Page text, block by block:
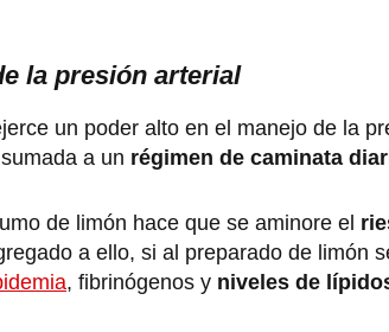
la presión arterial
un poder alto en el manejo de la
a un régimen de caminata
de limón hace que se aminore el
a ello, si al preparado de limón
, fibrinógenos y niveles de